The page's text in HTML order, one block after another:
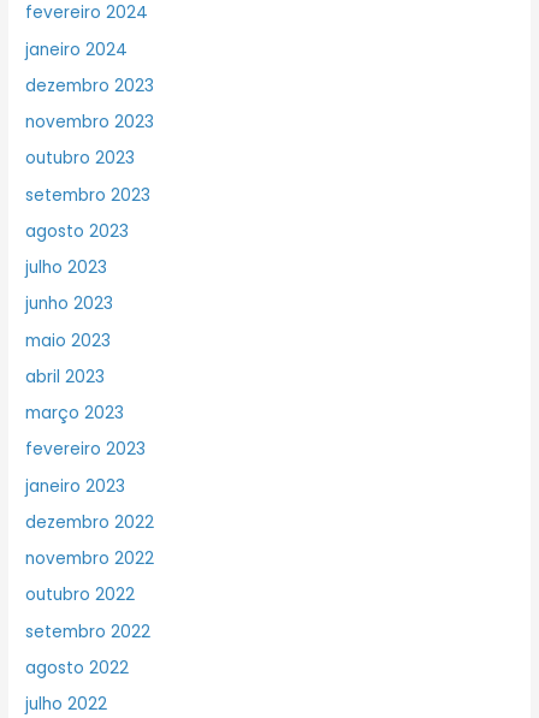
fevereiro 2024
janeiro 2024
dezembro 2023
novembro 2023
outubro 2023
setembro 2023
agosto 2023
julho 2023
junho 2023
maio 2023
abril 2023
março 2023
fevereiro 2023
janeiro 2023
dezembro 2022
novembro 2022
outubro 2022
setembro 2022
agosto 2022
julho 2022